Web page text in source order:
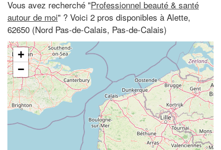
Vous avez recherché "Professionnel beauté & santé
autour de moi" ? Voici 2 pros disponibles à Alette,
62650 (Nord Pas-de-Calais, Pas-de-Calais)
+
−